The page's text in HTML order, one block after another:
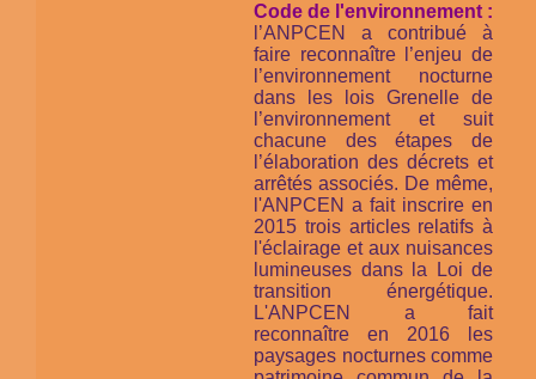
Code de l'environnement :
l’ANPCEN a contribué à
faire reconnaître l’enjeu de
l’environnement nocturne
dans les lois Grenelle de
l’environnement et suit
chacune des étapes de
l’élaboration des décrets et
arrêtés associés. De même,
l'ANPCEN a fait inscrire en
2015 trois articles relatifs à
l'éclairage et aux nuisances
lumineuses dans la Loi de
transition énergétique.
L'ANPCEN a fait
reconnaître en 2016 les
paysages nocturnes comme